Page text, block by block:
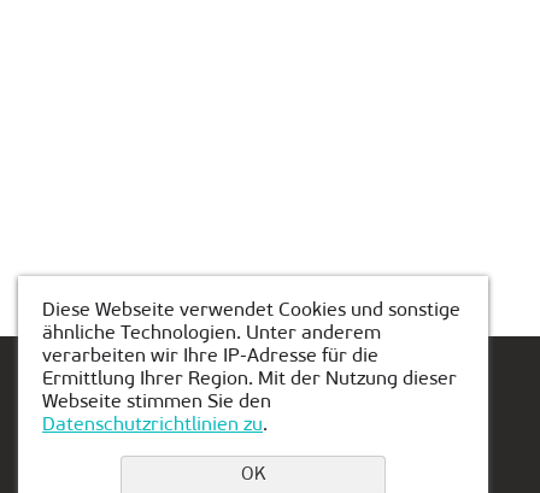
Einen Platz buchen
Diese Webseite verwendet Cookies und sonstige
ähnliche Technologien. Unter anderem
verarbeiten wir Ihre IP-Adresse für die
Ermittlung Ihrer Region. Mit der Nutzung dieser
Webseite stimmen Sie den
Datenschutzrichtlinien zu.
OK